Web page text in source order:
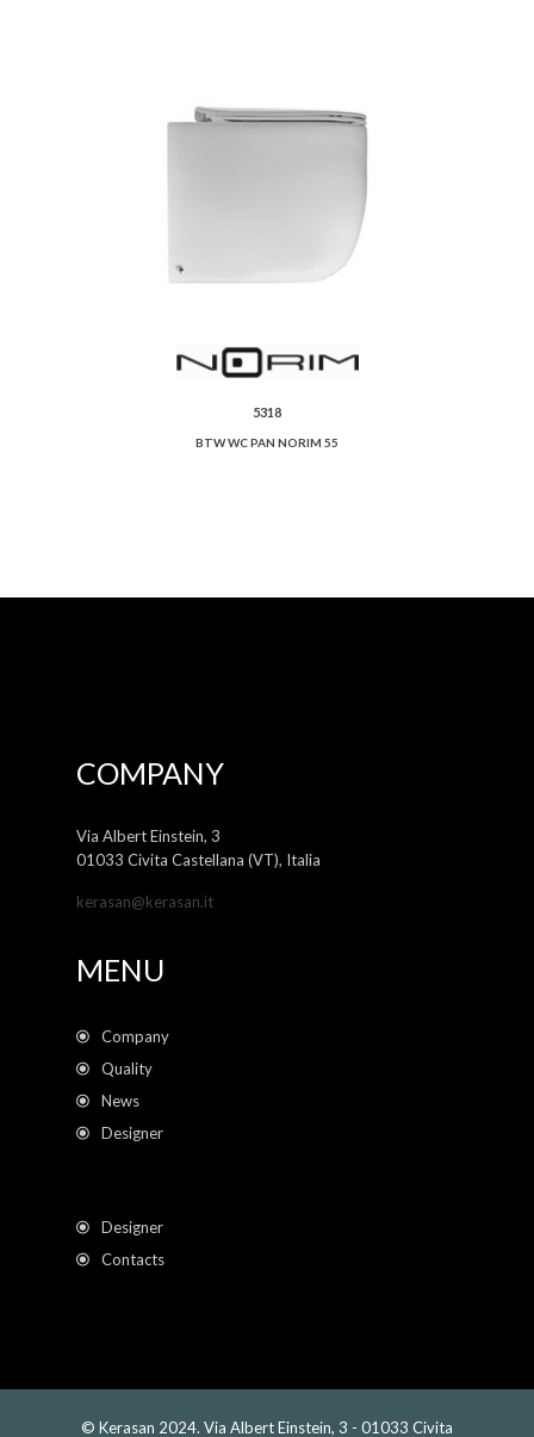
5318
BTW WC PAN NORIM 55
COMPANY
Via Albert Einstein, 3
01033 Civita Castellana (VT), Italia
kerasan@kerasan.it
MENU
Company
Quality
News
Designer
Designer
Contacts
© Kerasan 2024. Via Albert Einstein, 3 - 01033 Civita